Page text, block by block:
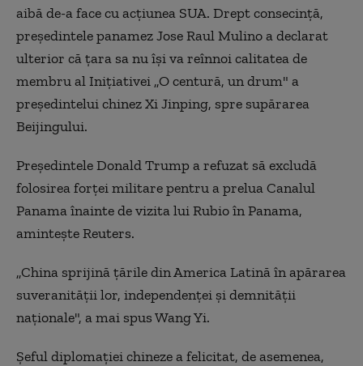
aibă de-a face cu acţiunea SUA. Drept consecinţă,
preşedintele panamez Jose Raul Mulino a declarat
ulterior că ţara sa nu îşi va reînnoi calitatea de
membru al Iniţiativei „O centură, un drum" a
preşedintelui chinez Xi Jinping, spre supărarea
Beijingului.
Preşedintele Donald Trump a refuzat să excludă
folosirea forţei militare pentru a prelua Canalul
Panama înainte de vizita lui Rubio în Panama,
aminteşte Reuters.
„China sprijină ţările din America Latină în apărarea
suveranităţii lor, independenţei şi demnităţii
naţionale", a mai spus Wang Yi.
Şeful diplomaţiei chineze a felicitat, de asemenea,